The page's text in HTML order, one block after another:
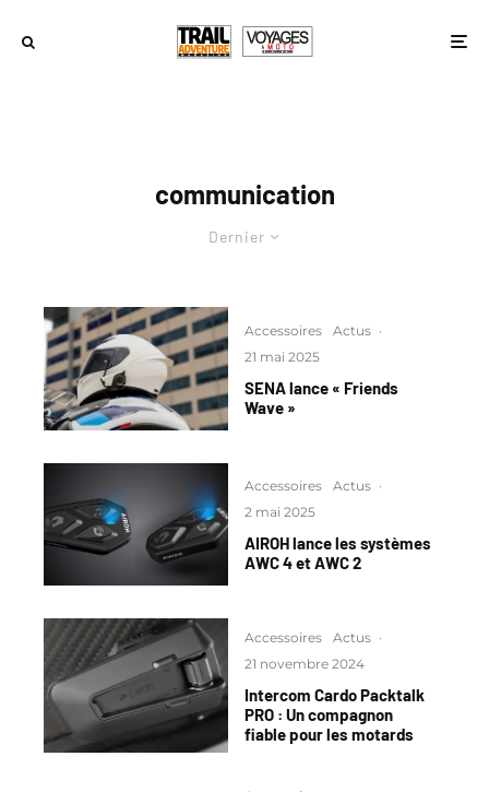
communication
Dernier
Accessoires Actus ·
21 mai 2025
SENA lance « Friends
Wave »
Accessoires Actus ·
2 mai 2025
AIROH lance les systèmes
AWC 4 et AWC 2
Accessoires Actus ·
21 novembre 2024
Intercom Cardo Packtalk
PRO : Un compagnon
fiable pour les motards